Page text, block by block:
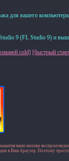
для вашего
9 (FL Studio 9) и
cold] [быстрый
вами кнопки
в Ваш браузер. Поэтому